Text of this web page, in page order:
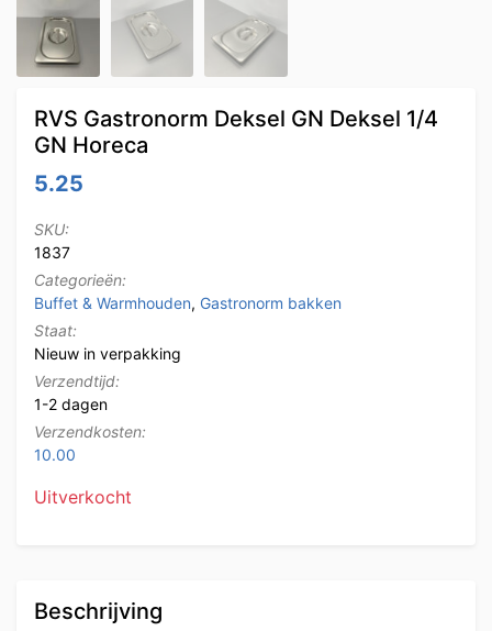
RVS Gastronorm Deksel GN Deksel 1/4
GN Horeca
5.25
SKU:
1837
Categorieën:
Buffet & Warmhouden, Gastronorm bakken
Staat:
Nieuw in verpakking
Verzendtijd:
1-2 dagen
Verzendkosten:
10.00
Uitverkocht
Beschrijving